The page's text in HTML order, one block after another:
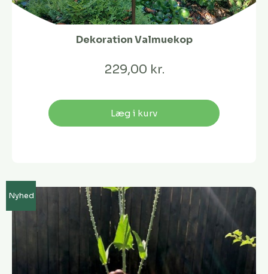
Dekoration Valmuekop
229,00 kr.
Læg i kurv
Nyhed